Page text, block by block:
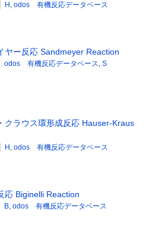
H , odos 有機反応データベース
ヤー反応 Sandmeyer Reaction
odos 有機反応データベース, S
クラウス環形成反応 Hauser-Kraus
H , odos 有機反応データベース
応 Biginelli Reaction
B, odos 有機反応データベース